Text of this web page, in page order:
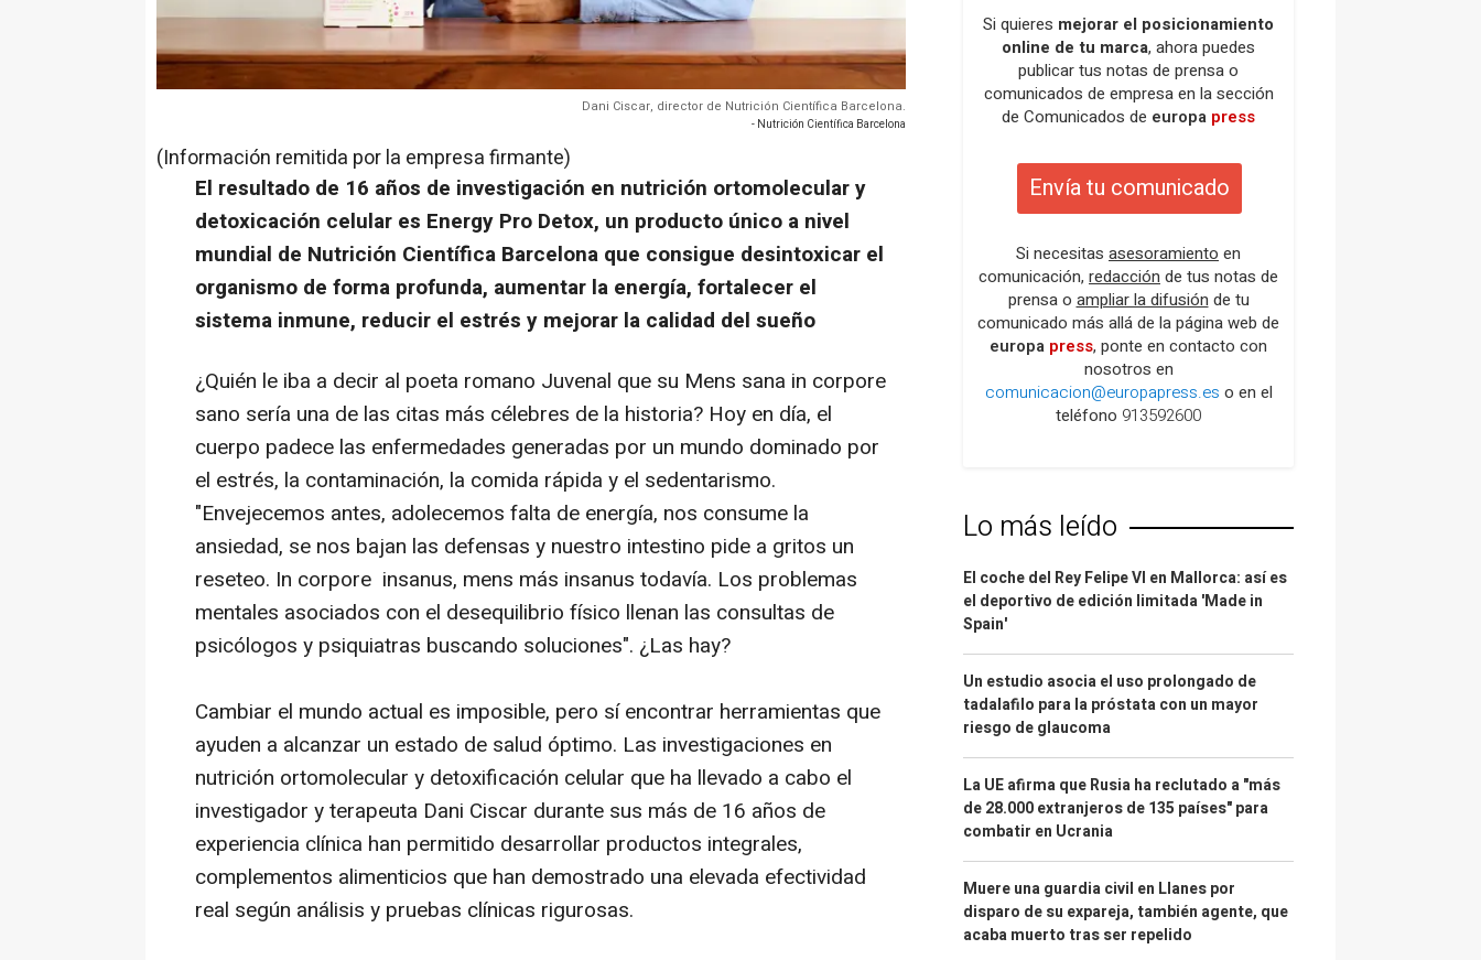
Dani Ciscar, director de Nutrición Científica Barcelona.
- Nutrición Científica Barcelona
(Información remitida por la empresa firmante)
El resultado de 16 años de investigación en nutrición ortomolecular y
detoxicación celular es Energy Pro Detox, un producto único a nivel
mundial de Nutrición Científica Barcelona que consigue desintoxicar el
organismo de forma profunda, aumentar la energía, fortalecer el
sistema inmune, reducir el estrés y mejorar la calidad del sueño
¿Quién le iba a decir al poeta romano Juvenal que su Mens sana in corpore
sano sería una de las citas más célebres de la historia? Hoy en día, el
cuerpo padece las enfermedades generadas por un mundo dominado por
el estrés, la contaminación, la comida rápida y el sedentarismo.
"Envejecemos antes, adolecemos falta de energía, nos consume la
ansiedad, se nos bajan las defensas y nuestro intestino pide a gritos un
reseteo. In corpore insanus, mens más insanus todavía. Los problemas
mentales asociados con el desequilibrio físico llenan las consultas de
psicólogos y psiquiatras buscando soluciones". ¿Las hay?
Cambiar el mundo actual es imposible, pero sí encontrar herramientas que
ayuden a alcanzar un estado de salud óptimo. Las investigaciones en
nutrición ortomolecular y detoxificación celular que ha llevado a cabo el
investigador y terapeuta Dani Ciscar durante sus más de 16 años de
experiencia clínica han permitido desarrollar productos integrales,
complementos alimenticios que han demostrado una elevada efectividad
real según análisis y pruebas clínicas rigurosas.
Si quieres mejorar el posicionamiento
online de tu marca, ahora puedes
publicar tus notas de prensa o
comunicados de empresa en la sección
de Comunicados de europa press
Envía tu comunicado
Si necesitas asesoramiento en
comunicación, redacción de tus notas de
prensa o ampliar la difusión de tu
comunicado más allá de la página web de
europa press, ponte en contacto con
nosotros en
comunicacion@europapress.es o en el
teléfono 913592600
Lo más leído
El coche del Rey Felipe VI en Mallorca: así es
el deportivo de edición limitada 'Made in
Spain'
Un estudio asocia el uso prolongado de
tadalafilo para la próstata con un mayor
riesgo de glaucoma
La UE afirma que Rusia ha reclutado a "más
de 28.000 extranjeros de 135 países" para
combatir en Ucrania
Muere una guardia civil en Llanes por
disparo de su expareja, también agente, que
acaba muerto tras ser repelido